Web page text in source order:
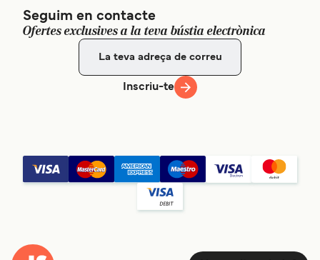
Seguim en contacte
Ofertes exclusives a la teva bústia electrònica
Inscriu-te